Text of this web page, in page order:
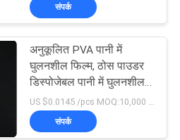
पानी
15
संपर्क
अनुकूलित PVA पानी में
घुलनशील फिल्म, ठोस पाउडर
डिस्पोजेबल पानी में घुलनशील
पाउच
संपर्क